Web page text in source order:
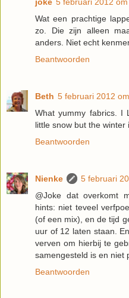
Wat een prachtige
zo. Die zijn alleen
anders. Niet echt
Beantwoorden
Beth 5 februari 2012
What yummy fabrics. I
little snow but the winter
Beantwoorden
Nienke
5 februari
@Joke dat overkomt
hints: niet teveel
(of een mix), en de tijd
uur of 12 laten staan.
verven om hierbij te
samengesteld is en niet
Beantwoorden